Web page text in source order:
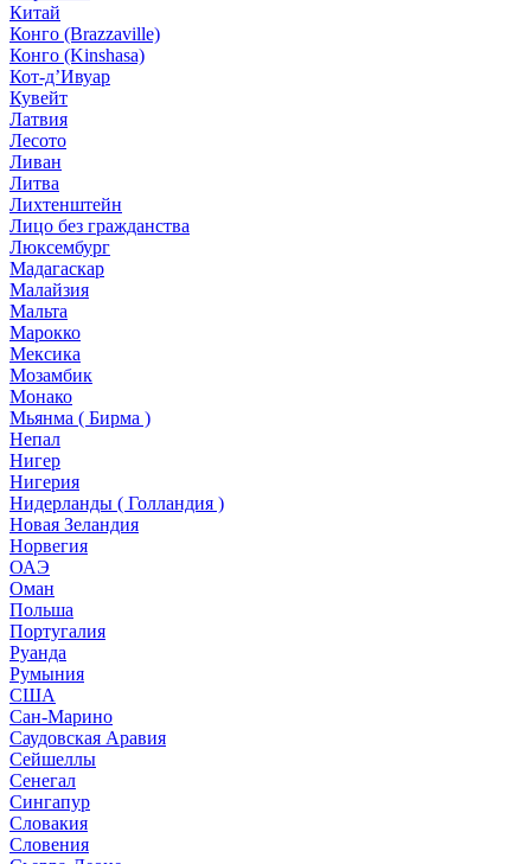
Китай
Конго (Brazzaville)
Конго (Kinshasa)
Кот-д’Ивуар
Кувейт
Латвия
Лесото
Ливан
Литва
Лихтенштейн
Лицо без гражданства
Люксембург
Мадагаскар
Малайзия
Мальта
Марокко
Мексика
Мозамбик
Монако
Мьянма ( Бирма )
Непал
Нигер
Нигерия
Нидерланды ( Голландия )
Новая Зеландия
Норвегия
ОАЭ
Оман
Польша
Португалия
Руанда
Румыния
США
Сан-Марино
Саудовская Аравия
Сейшеллы
Сенегал
Сингапур
Словакия
Словения